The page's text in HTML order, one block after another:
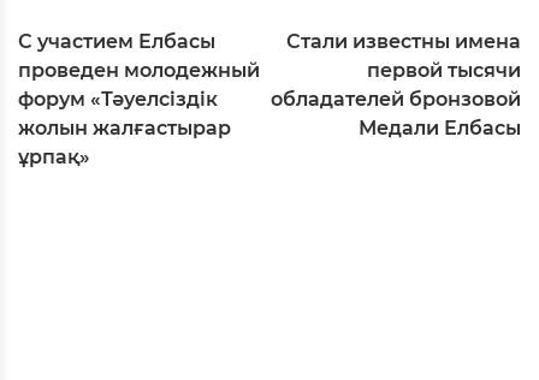
С участием Елбасы
проведен молодежный
форум «Тәуелсіздік
жолын жалғастырар
ұрпақ»
Стали известны имена
первой тысячи
обладателей бронзовой
Медали Елбасы